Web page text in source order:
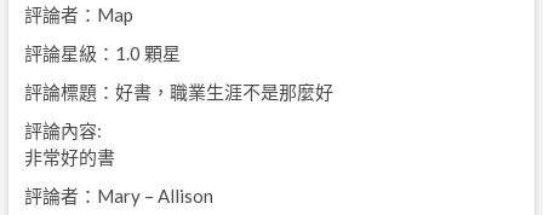
評論者：Map
評論星級：1.0 顆星
評論標題：好書，職業生涯不是那麼好
評論內容:
非常好的書
評論者：Mary – Allison